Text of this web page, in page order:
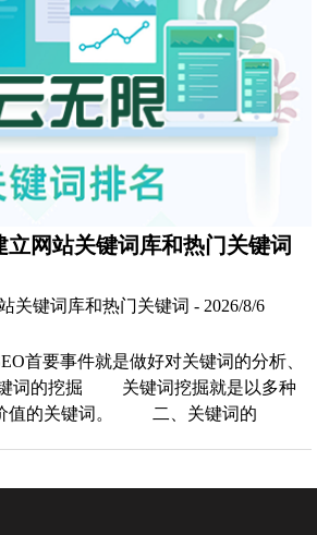
立网站关键词库和热门关键词
关键词库和热门关键词 - 2026/8/6
首要事件就是做好对关键词的分析、
键词的挖掘 关键词挖掘就是以多种
值的关键词。 二、关键词的